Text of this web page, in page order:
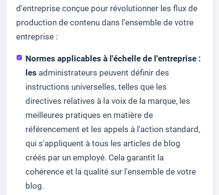
d'entreprise conçue pour révolutionner les flux de
production de contenu dans l'ensemble de votre
entreprise :
Normes applicables à l'échelle de l'entreprise :
les administrateurs peuvent définir des
instructions universelles, telles que les
directives relatives à la voix de la marque, les
meilleures pratiques en matière de
référencement et les appels à l'action standard,
qui s'appliquent à tous les articles de blog
créés par un employé. Cela garantit la
cohérence et la qualité sur l'ensemble de votre
blog.